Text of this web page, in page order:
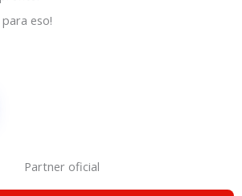
eso!
Partner oficial